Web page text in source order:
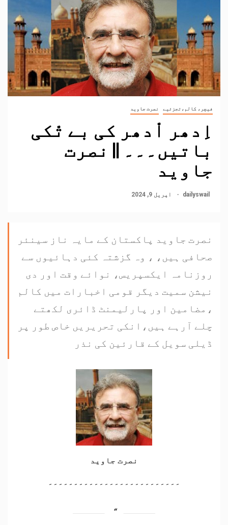
فیچر، کالم،تجزئیے نصرت جاوید
اِدھر اْدھر کی بے تْکی
باتیں۔۔۔ || نصرت
جاوید
dailyswail اپریل 9, 2024
نصرت جاوید پاکستان کے مایہ ناز سینئر
صحافی ہیں، ، وہ گزشتہ کئی دہائیوں سے
روزنامہ ایکسپریس، نوائے وقت اور دی
نیشن سمیت دیگر قومی اخبارات میں کالم
،مضامین اور پارلیمنٹ ڈائری لکھتے
چلے آرہے ہیں،انکی تحریریں خاص طور پر
ڈیلی سویل کے قارئین کی نذر
نصرت جاوید
۔۔۔۔۔۔۔۔۔۔۔۔۔۔۔۔۔۔۔۔۔۔۔۔۔۔